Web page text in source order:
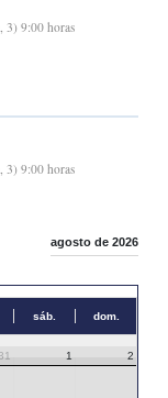
3) 9:00 horas
3) 9:00 horas
agosto de 2026
sáb. dom.
1 2